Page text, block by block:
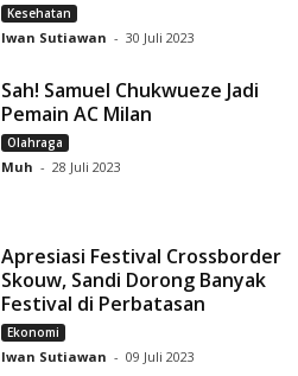
Kesehatan
Iwan Sutiawan - 30 Juli 2023
Sah! Samuel Chukwueze Jadi
Pemain AC Milan
Olahraga
Muh - 28 Juli 2023
Apresiasi Festival Crossborder
Skouw, Sandi Dorong Banyak
Festival di Perbatasan
Ekonomi
Iwan Sutiawan - 09 Juli 2023